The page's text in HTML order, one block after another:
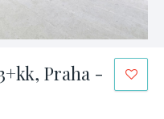
Praha -